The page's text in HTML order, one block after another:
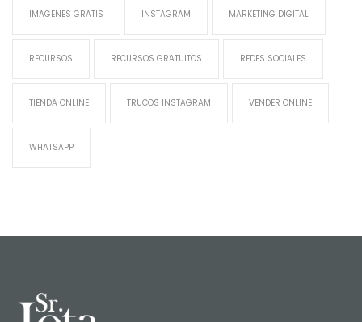
IMAGENES GRATIS INSTAGRAM MARKETING DIGITAL
RECURSOS RECURSOS GRATUITOS REDES SOCIALES
TIENDA ONLINE TRUCOS INSTAGRAM VENDER ONLINE
WHATSAPP